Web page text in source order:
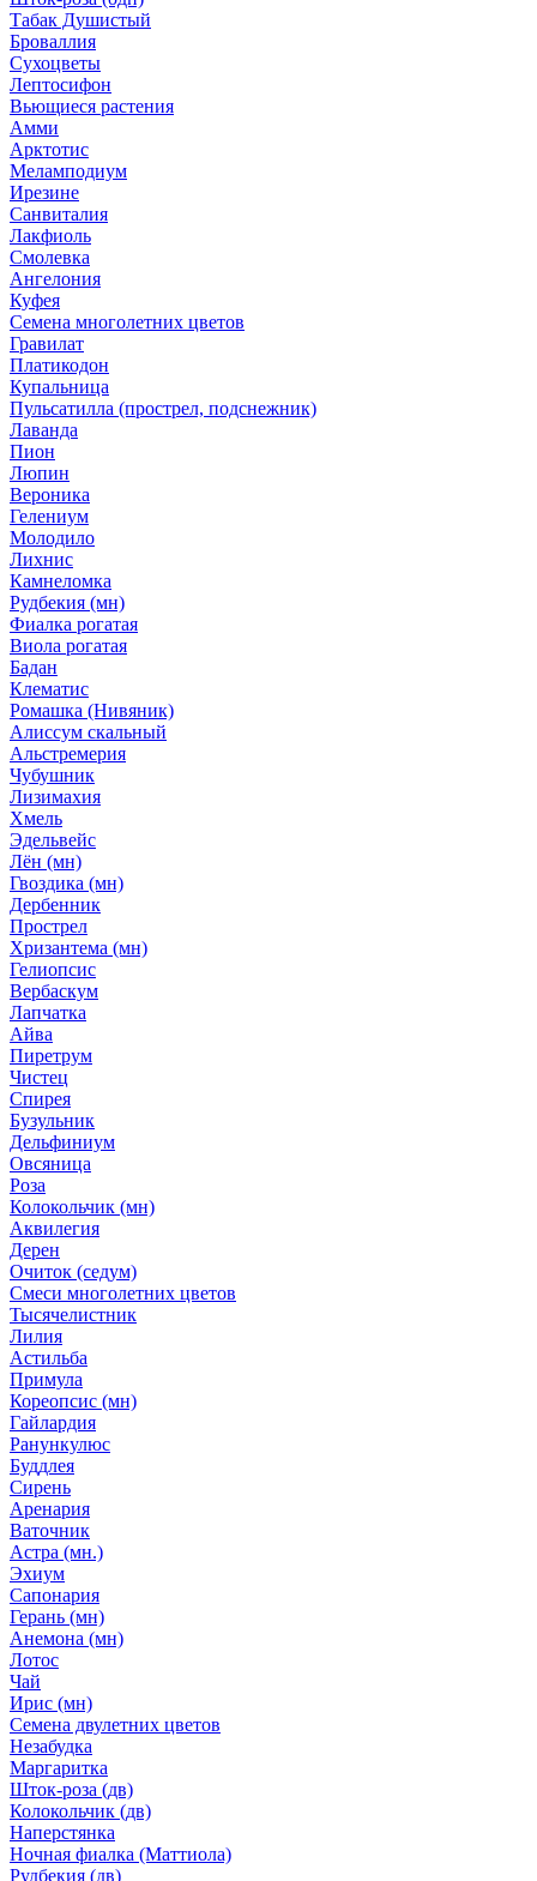
Табак Душистый
Броваллия
Сухоцветы
Лептосифон
Вьющиеся растения
Амми
Арктотис
Меламподиум
Ирезине
Санвиталия
Лакфиоль
Смолевка
Ангелония
Куфея
Семена многолетних цветов
Гравилат
Платикодон
Купальница
Пульсатилла (прострел, подснежник)
Лаванда
Пион
Люпин
Вероника
Гелениум
Молодило
Лихнис
Камнеломка
Рудбекия (мн)
Фиалка рогатая
Виола рогатая
Бадан
Клематис
Ромашка (Нивяник)
Алиссум скальный
Альстремерия
Чубушник
Лизимахия
Хмель
Эдельвейс
Лён (мн)
Гвоздика (мн)
Дербенник
Прострел
Хризантема (мн)
Гелиопсис
Вербаскум
Лапчатка
Айва
Пиретрум
Чистец
Спирея
Бузульник
Дельфиниум
Овсяница
Роза
Колокольчик (мн)
Аквилегия
Дерен
Очиток (седум)
Смеси многолетних цветов
Тысячелистник
Лилия
Астильба
Примула
Кореопсис (мн)
Гайлардия
Ранункулюс
Буддлея
Сирень
Аренария
Ваточник
Астра (мн.)
Эхиум
Сапонария
Герань (мн)
Анемона (мн)
Лотос
Чай
Ирис (мн)
Семена двулетних цветов
Незабудка
Маргаритка
Шток-роза (дв)
Колокольчик (дв)
Наперстянка
Ночная фиалка (Маттиола)
Рудбекия (дв)